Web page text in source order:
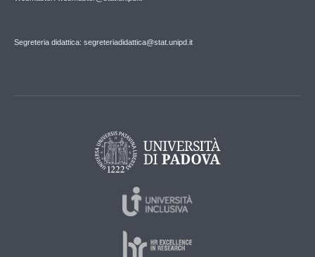
Segreteria didattica: segreteriadidattica@stat.unipd.it